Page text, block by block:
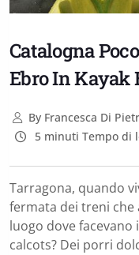
Catalogna
Ebro In Kayak
ByFrancesca Di
5 minuti Tempo di
Tarragona, quando
fermata dei treni che
luogo dove facevano
calcots? Dei porri